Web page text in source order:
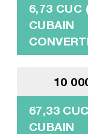
6,73 CUC
CUBAIN
10
67,33
CUBAIN